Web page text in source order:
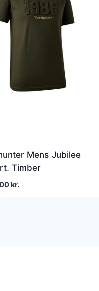
Mens Jubilee
Timber
kr.